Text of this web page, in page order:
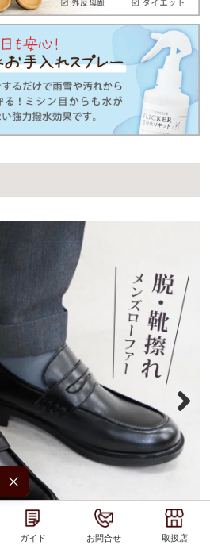
ガイド お問合せ 取扱店
ガイド お問合せ 取扱店